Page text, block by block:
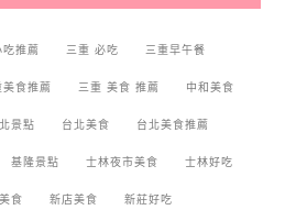
吃推薦 三重 必吃 三重早午餐
美食推薦 三重 美食 推薦 中和美食
景點 台北美食 台北美食推薦
基隆景點 士林夜市美食 士林好吃
食 新店美食 新莊好吃